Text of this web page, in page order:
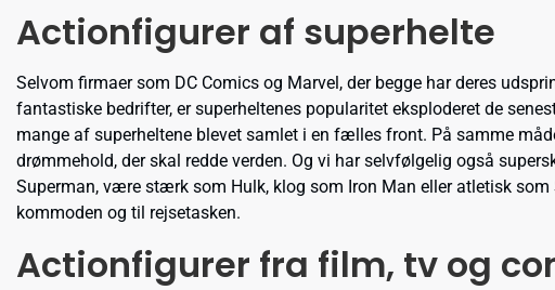
Actionfigurer af superhelte
Selvom firmaer som DC Comics og Marvel, der begge har deres
fantastiske bedrifter, er superheltenes popularitet eksploderet de
mange af superheltene blevet samlet i en fælles front. På samme
drømmehold, der skal redde verden. Og vi har selvfølgelig også
Superman, være stærk som Hulk, klog som Iron Man eller atletisk
kommoden og til rejsetasken.
Actionfigurer fra film, tv og